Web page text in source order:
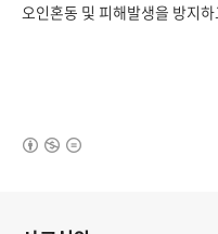
오인혼동 및 피해발생을 방지